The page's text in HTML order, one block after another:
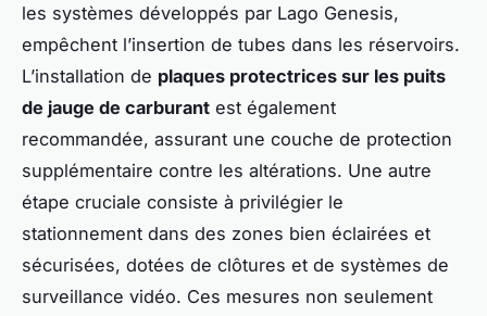
les systèmes développés par Lago Genesis,
empêchent l’insertion de tubes dans les réservoirs.
L’installation de plaques protectrices sur les puits
de jauge de carburant est également
recommandée, assurant une couche de protection
supplémentaire contre les altérations. Une autre
étape cruciale consiste à privilégier le
stationnement dans des zones bien éclairées et
sécurisées, dotées de clôtures et de systèmes de
surveillance vidéo. Ces mesures non seulement